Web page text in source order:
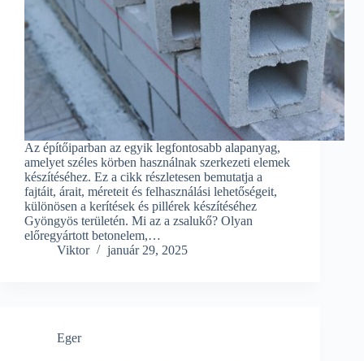
Az építőiparban az egyik legfontosabb alapanyag,
amelyet széles körben használnak szerkezeti elemek
készítéséhez. Ez a cikk részletesen bemutatja a
fajtáit, árait, méreteit és felhasználási lehetőségeit,
különösen a kerítések és pillérek készítéséhez
Gyöngyös területén. Mi az a zsalukő? Olyan
előregyártott betonelem,…
Viktor
január 29, 2025
Eger